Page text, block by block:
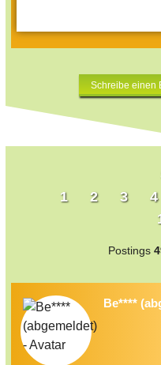
Schreibe einen
1
2 3 4
Postings
Be****